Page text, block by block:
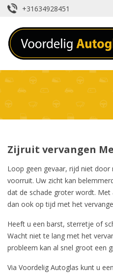
+31634928451
Zijruit vervangen
Loop geen gevaar, rijd niet
voorruit. Uw zicht kan
dat de schade groter wordt. Met
dan ook op tijd met het
Heeft u een barst, sterretje of
Wacht niet te lang met het
probleem kan al snel groot een
Via Voordelig Autoglas kunt u